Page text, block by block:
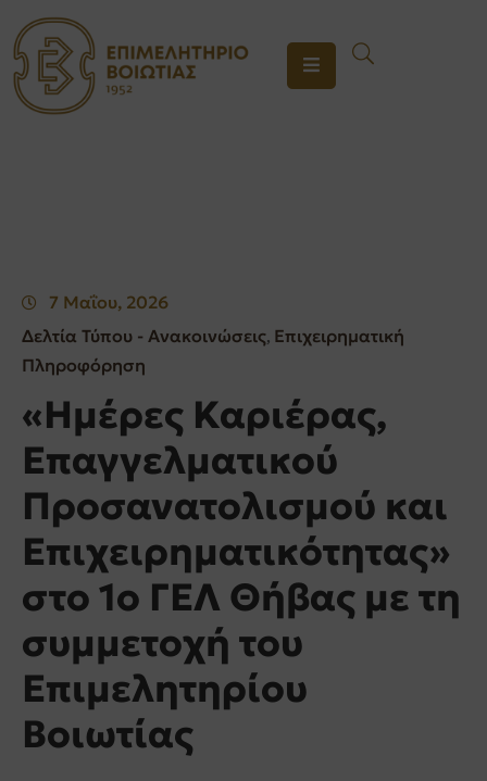
ΤΟ
ΕΠΙΜΕΛΗΤΗΡΙΟ
7 Μαΐου, 2026
Δελτία Τύπου - Ανακοινώσεις‚ Επιχειρηματική
Πληροφόρηση
«Ημέρες Καριέρας,
Επαγγελματικού
Προσανατολισμού και
Επιχειρηματικότητας»
στο 1ο ΓΕΛ Θήβας με τη
συμμετοχή του
Επιμελητηρίου
Βοιωτίας